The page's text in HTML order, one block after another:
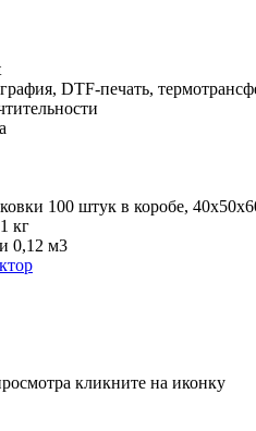
DTF-печать,
100 штук в коробе,
кг
0,12 м3
кликните на иконку